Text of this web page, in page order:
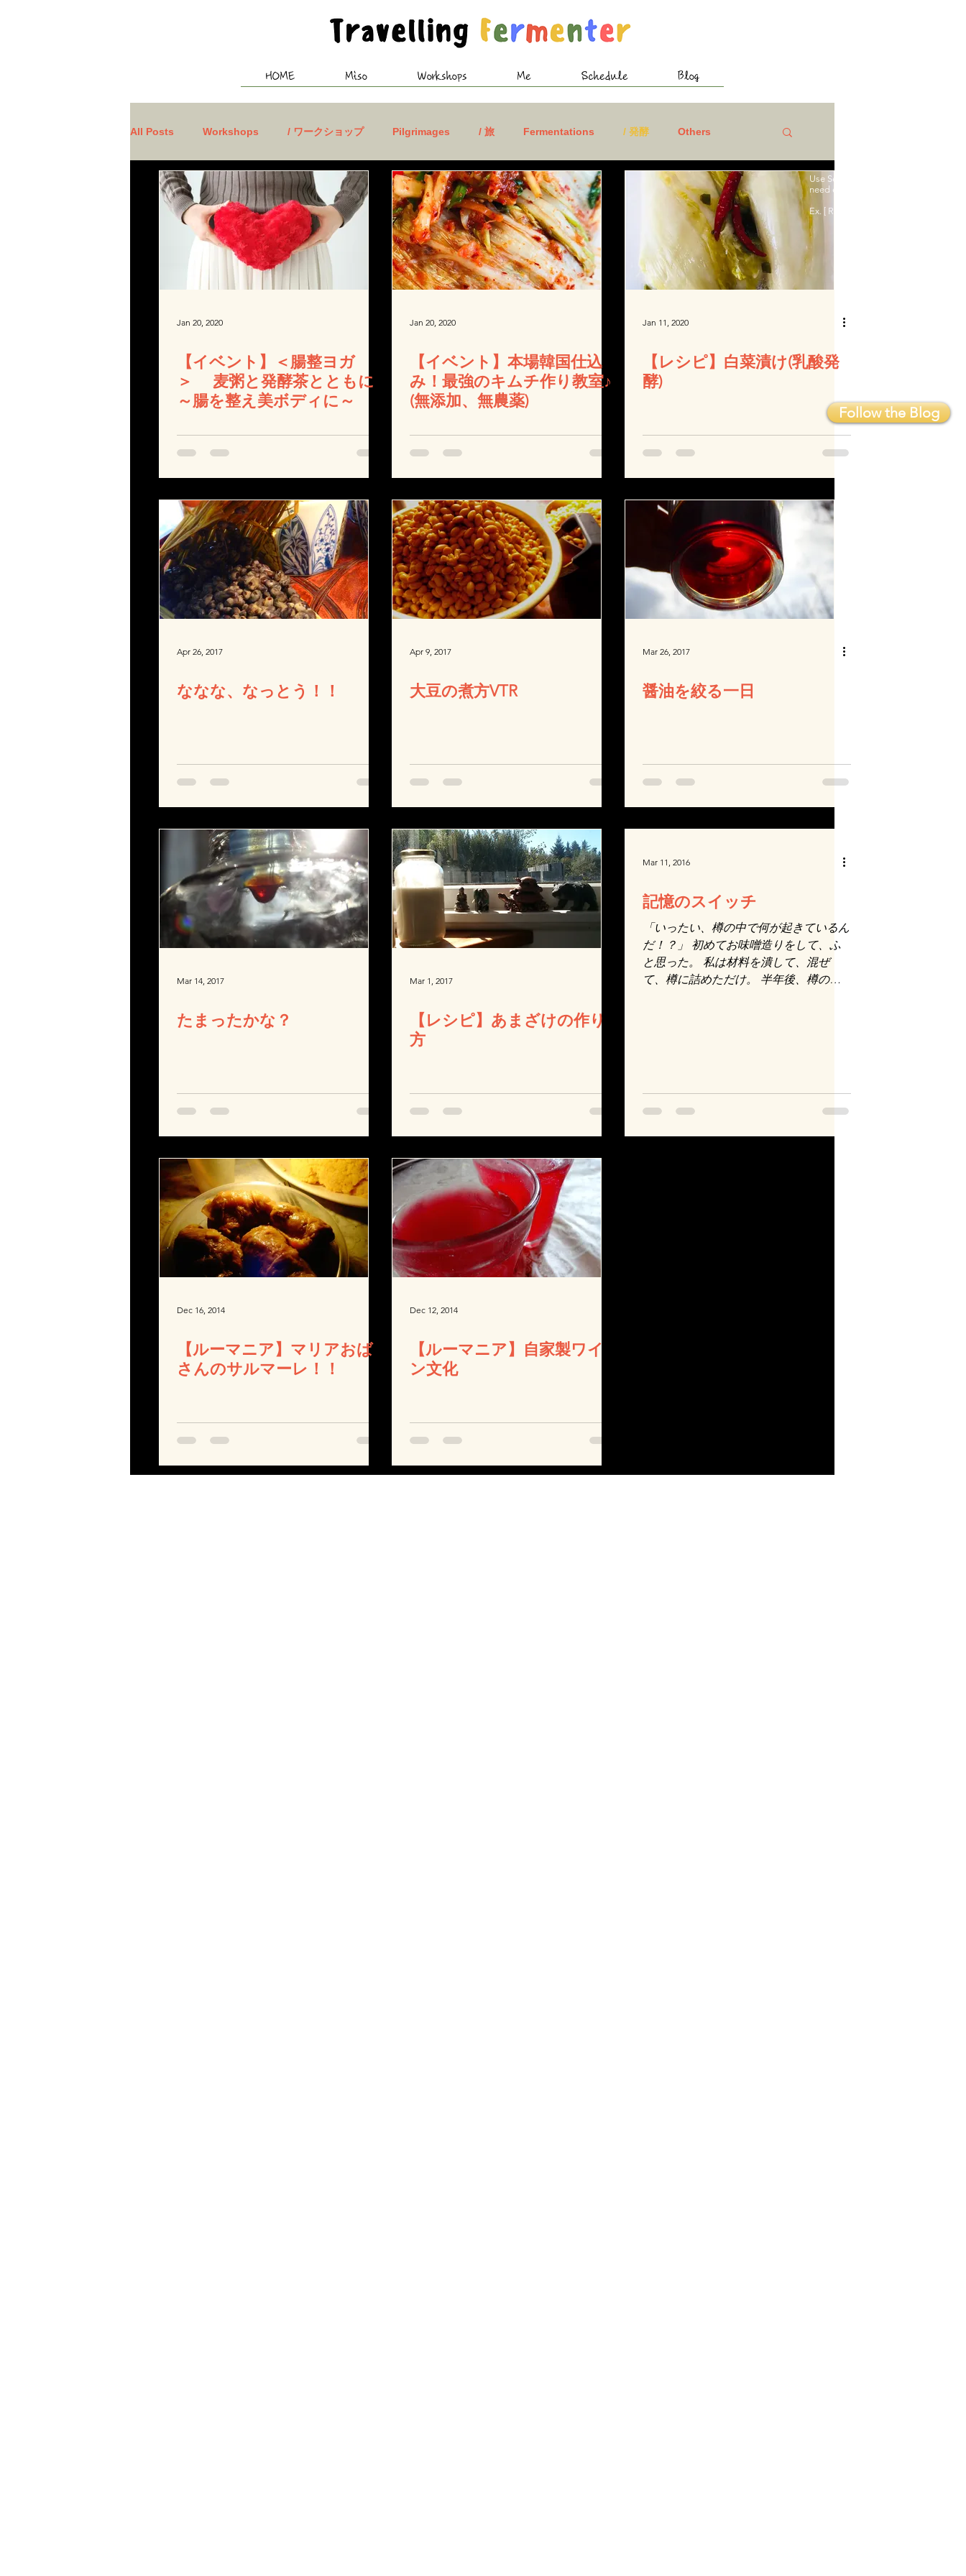
HOME Miso Workshops Me Schedule Blog
All Posts Workshops / ワークショップ Pilgrimages / 旅 Fermentations / 発酵 Others
/ その他
Jan 20, 2020
【イベント】＜腸整ヨガ
＞ 麦粥と発酵茶とともに
～腸を整え美ボディに～
Jan 20, 2020
【イベント】本場韓国仕込
み！最強のキムチ作り教室♪
(無添加、無農薬)
Jan 11, 2020
【レシピ】白菜漬け(乳酸発
酵)
Apr 26, 2017
ななな、なっとう！！
Apr 9, 2017
大豆の煮方VTR
Mar 26, 2017
醤油を絞る一日
Mar 14, 2017
たまったかな？
Mar 1, 2017
【レシピ】あまざけの作り
方
Mar 11, 2016
記憶のスイッチ
「いったい、樽の中で何が起きているん
だ！？」 初めてお味噌造りをして、ふ
と思った。 私は材料を潰して、混ぜ
て、樽に詰めただけ。 半年後、樽の中
Dec 16, 2014
【ルーマニア】マリアおば
さんのサルマーレ！！
Dec 12, 2014
【ルーマニア】自家製ワイ
ン文化
Use Search to find what you
need easily.
​Ex. [ Recipe ], [ Norway ]​
Follow the Blog